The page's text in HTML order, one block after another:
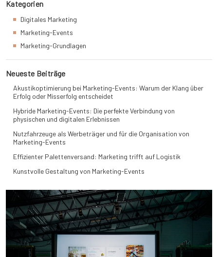
Kategorien
Digitales Marketing
Marketing-Events
Marketing-Grundlagen
Neueste Beiträge
Akustikoptimierung bei Marketing-Events: Warum der Klang über
Erfolg oder Misserfolg entscheidet
Hybride Marketing-Events: Die perfekte Verbindung von
physischen und digitalen Erlebnissen
Nutzfahrzeuge als Werbeträger und für die Organisation von
Marketing-Events
Effizienter Palettenversand: Marketing trifft auf Logistik
Kunstvolle Gestaltung von Marketing-Events